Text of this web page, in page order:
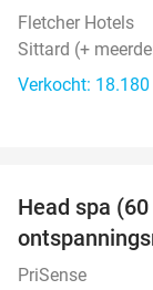
Fletcher Hotels
Sittard (+
Verkocht: 18.180
Head spa
PriSense